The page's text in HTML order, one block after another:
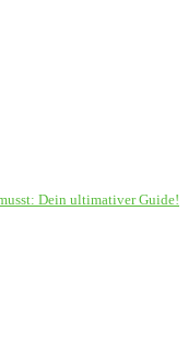
Dein ultimativer Guide!